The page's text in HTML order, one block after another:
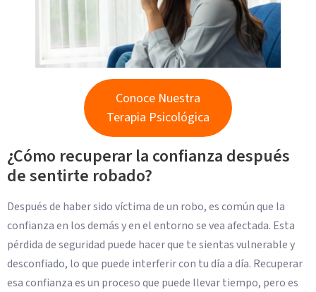
Conoce Nuestra
Terapia Psicológica
¿Cómo recuperar la confianza después
de sentirte robado?
Después de haber sido víctima de un robo, es común que la
confianza en los demás y en el entorno se vea afectada. Esta
pérdida de seguridad puede hacer que te sientas vulnerable y
desconfiado, lo que puede interferir con tu día a día. Recuperar
esa confianza es un proceso que puede llevar tiempo, pero es